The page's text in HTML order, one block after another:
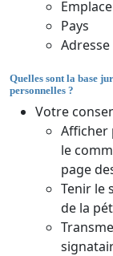
Pays
Quelles sont la base
personnelles ?
Votre
Afficher
le
page
Tenir le
de la